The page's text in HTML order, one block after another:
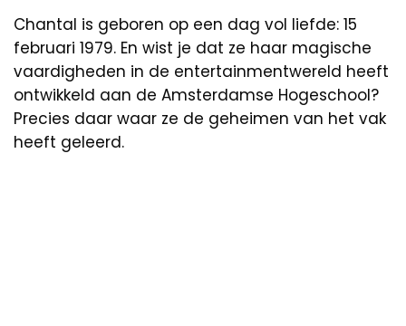
Chantal is geboren op een dag vol liefde: 15
februari 1979. En wist je dat ze haar magische
vaardigheden in de entertainmentwereld heeft
ontwikkeld aan de Amsterdamse Hogeschool?
Precies daar waar ze de geheimen van het vak
heeft geleerd.